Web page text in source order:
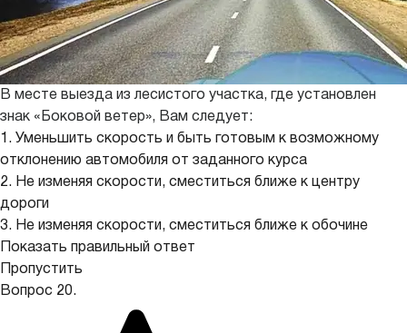
В месте выезда из лесистого участка, где установлен
знак «Боковой ветер», Вам следует:
1. Уменьшить скорость и быть готовым к возможному
отклонению автомобиля от заданного курса
2. Не изменяя скорости, сместиться ближе к центру
дороги
3. Не изменяя скорости, сместиться ближе к обочине
Показать правильный ответ
Пропустить
Вопрос 20.